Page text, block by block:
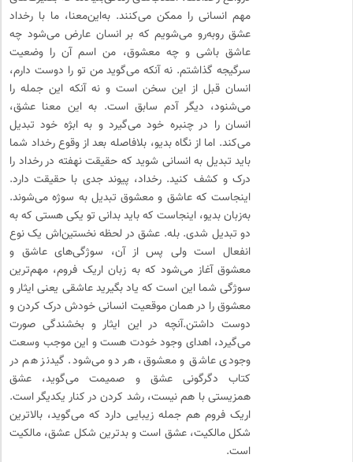
مهم انسانی را ممکن می‌کنند. به‌این‌معنا، ما با رخداد
عشق روبه‌رو می‌شویم که بر انسان عارض می‌شود چه
عاشق باشی و چه معشوق، من اسم آن را وضعیت
سرگیجه گذاشتم. نه آنکه می‌گوید من تو را دوست دارم،
انسان قبل از این سخن است و نه آنکه این جمله را
می‌شنود، دیگر آدم سابق است. به این معنا عشق،
انسان را در چنبره خود می‌گیرد و به ابژه خود تبدیل
می‌کند. اما از نگاه بدیو، بلافاصله بعد از وقوع رخداد شما
باید تبدیل به انسانی شوید که حقیقت نهفته در رخداد را
درک و کشف کنید. رخداد، پیوند جدی با حقیقت دارد.
اینجاست که عاشق و معشوق تبدیل به سوژه می‌شوند.
به‌زبان بدیو، اینجاست که باید بدانی تو یکی هستی که به
دو تبدیل شدی. بله. عشق در لحظه نخستین‌اش یک نوع
انفعال است ولی پس از آن، سوژگی‌های عاشق و
معشوق آغاز می‌شود که به زبان اریک فروم، مهم‌ترین
سوژگی شما این است که یاد بگیرید عاشقی یعنی ایثار و
معشوق را در همان موقعیت انسانی خودش درک کردن و
دوست داشتن.آنچه در این ایثار و بخشندگی صورت
می‌گیرد، اهدای وجود خودت هست و این موجب وسعت
وجودی عاشق و معشوق، هر دو می‌شود. گیدنز هم در
کتاب دگرگونی عشق و صمیمت می‌گوید، عشق
همزیستی با هم نیست، رشد کردن در کنار یکدیگر است.
اریک فروم هم جمله زیبایی دارد که می‌گوید، بالاترین
شکل مالکیت، عشق است و بدترین شکل عشق، مالکیت
است.